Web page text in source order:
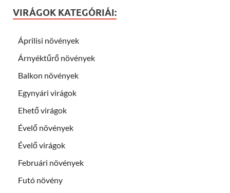
VIRÁGOK KATEGÓRIÁI:
Áprilisi növények
Árnyéktűrő növények
Balkon növények
Egynyári virágok
Ehető virágok
Évelő növények
Évelő virágok
Februári növények
Futó növény